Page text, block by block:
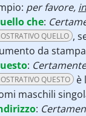
per favore,
che:
QUELLO ,
da
:
QUESTO
è
maschili
: